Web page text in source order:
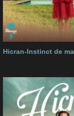
Hicran-Instinct de